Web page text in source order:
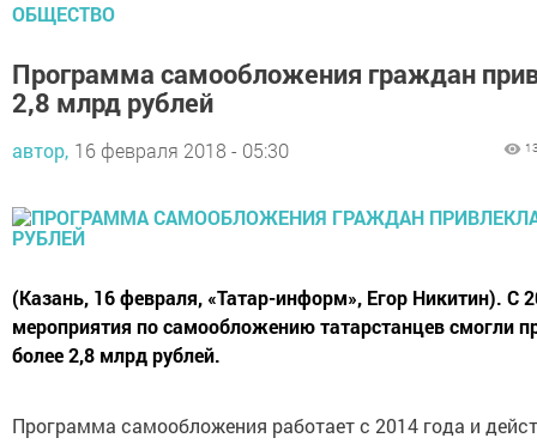
ОБЩЕСТВО
Программа самообложения граждан
2,8 млрд рублей
автор, 16 февраля 2018 - 05:30
(Казань, 16 февраля, «Татар-информ», Егор Никитин). С
мероприятия по самообложению татарстанцев смогли
более 2,8 млрд рублей.
Программа самообложения работает с 2014 года и